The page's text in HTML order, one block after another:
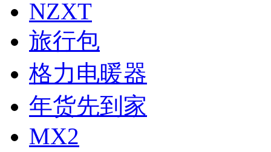
NZXT
旅行包
格力电暖器
年货先到家
MX2